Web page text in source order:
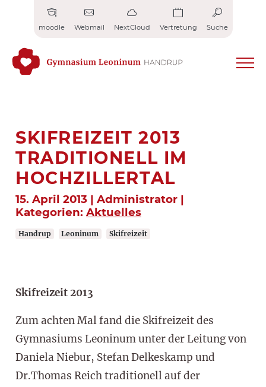
moodle Webmail NextCloud Vertretung Suche
SKIFREIZEIT 2013
TRADITIONELL IM
HOCHZILLERTAL
15. April 2013 | Administrator |
Kategorien: Aktuelles
Handrup Leoninum Skifreizeit
Skifreizeit 2013
Zum achten Mal fand die Skifreizeit des
Gymnasiums Leoninum unter der Leitung von
Daniela Niebur, Stefan Delkeskamp und
Dr.Thomas Reich traditionell auf der